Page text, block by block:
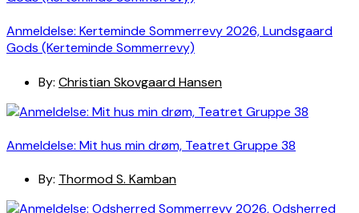
Anmeldelse: Kerteminde Sommerrevy 2026, Lundsgaard
Gods (Kerteminde Sommerrevy)
By: Christian Skovgaard Hansen
Anmeldelse: Mit hus min drøm, Teatret Gruppe 38
By: Thormod S. Kamban